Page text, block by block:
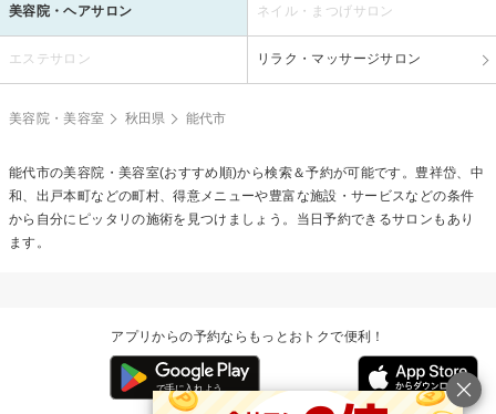
美容院・ヘアサロン ネイル・まつげサロン
エステサロン リラク・マッサージサロン
美容院・美容室 秋田県 能代市
能代市の美容院・美容室(おすすめ順)から検索＆予約が可能です。豊祥岱、中
和、出戸本町などの町村、得意メニューや豊富な施設・サービスなどの条件
から自分にピッタリの施術を見つけましょう。当日予約できるサロンもあり
ます。
アプリからの予約ならもっとおトクで便利！